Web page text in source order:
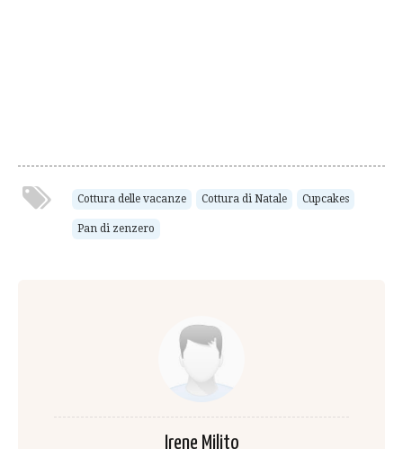
Cottura delle vacanze Cottura di Natale Cupcakes
Pan di zenzero
Irene Milito